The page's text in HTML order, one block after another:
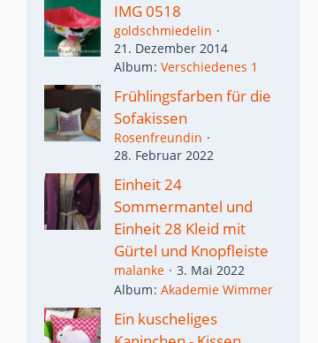
IMG 0518
goldschmiedelin
21. Dezember 2014
Album Verschiedenes 1
Frühlingsfarben für die
Sofakissen
Rosenfreundin
28. Februar 2022
Einheit 24
Sommermantel und
Einheit 28 Kleid mit
Gürtel und Knopfleiste
malanke
3. Mai 2022
Album Akademie Wimmer
Ein kuscheliges